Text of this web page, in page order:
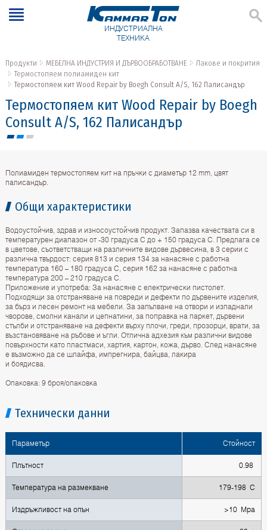
ИНДУСТРИАЛНА
ТЕХНИКА
Продукти МЕБЕЛНА ИНДУСТРИЯ И ДЪРВООБРАБОТВАНЕ
Лакове и покрития
Термостопяем полиамиден кит
Термостопяем кит Wood Repair by Boegh Consult A/S, 162 Палисандър
Термостопяем кит Wood Repair by Boegh
Consult A/S, 162 Палисандър
Полиамиден термостопяем кит на пръчки с диаметър 12 mm, цвят
палисандър.
Общи характеристики
Водоустойчив, здрав и износоустойчив продукт. Запазва качествата си в
температурен диапазон от -30 градуса С до + 150 градуса С. Предлага се
в цветове, съответстващи на различните видове дървесина, в 3 серии с
различна твърдост: серия 813 и серия 134 за нанасяне с работна
температура 160 – 180 градуса С, серия 162 за нанасяне с работна
температура 200 – 210 градуса С.
Приложение и употреба: За нанасяне с електрически пистолет.
Подходящи за отстраняване на повреди и дефекти по дървените изделия,
за бърз и лесен ремонт на мебели. За запълване на отвори и изпаднали
чворове, смолни канали и цепнатини, за поправка на паркет, дървени
стълби и отстраняване на дефекти върху плочи, греди, прозорци, врати, за
възстановяване на ръбове и ъгли. Отлична адхезия към различни видове
повърхности като пластмаси, хартия, картон, кожа, дърво. След нанасяне
е възможно да се шлайфа, импрегнира, байцва, лакира
и боядисва.
Опаковка: 9 броя/опаковка
Технически данни
Параметър Стойност
Плътност 0.98
Температура на размекване 179-198 C
Издръжливост на опън >10 Mpa